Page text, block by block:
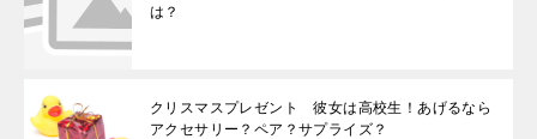
は？
クリスマスプレゼント 彼女は高校生！あげるなら
アクセサリー？ペア？サプライズ？